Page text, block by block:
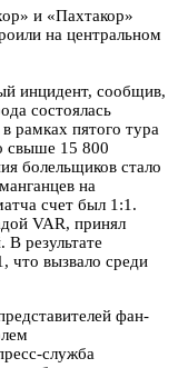
и «Пахтакор»
на центральном
инцидент, сообщив,
состоялась
рамках пятого тура
свыше 15 800
болельщиков стало
на
счет был 1:1.
VAR, принял
результате
что вызвало среди
фан-
служба